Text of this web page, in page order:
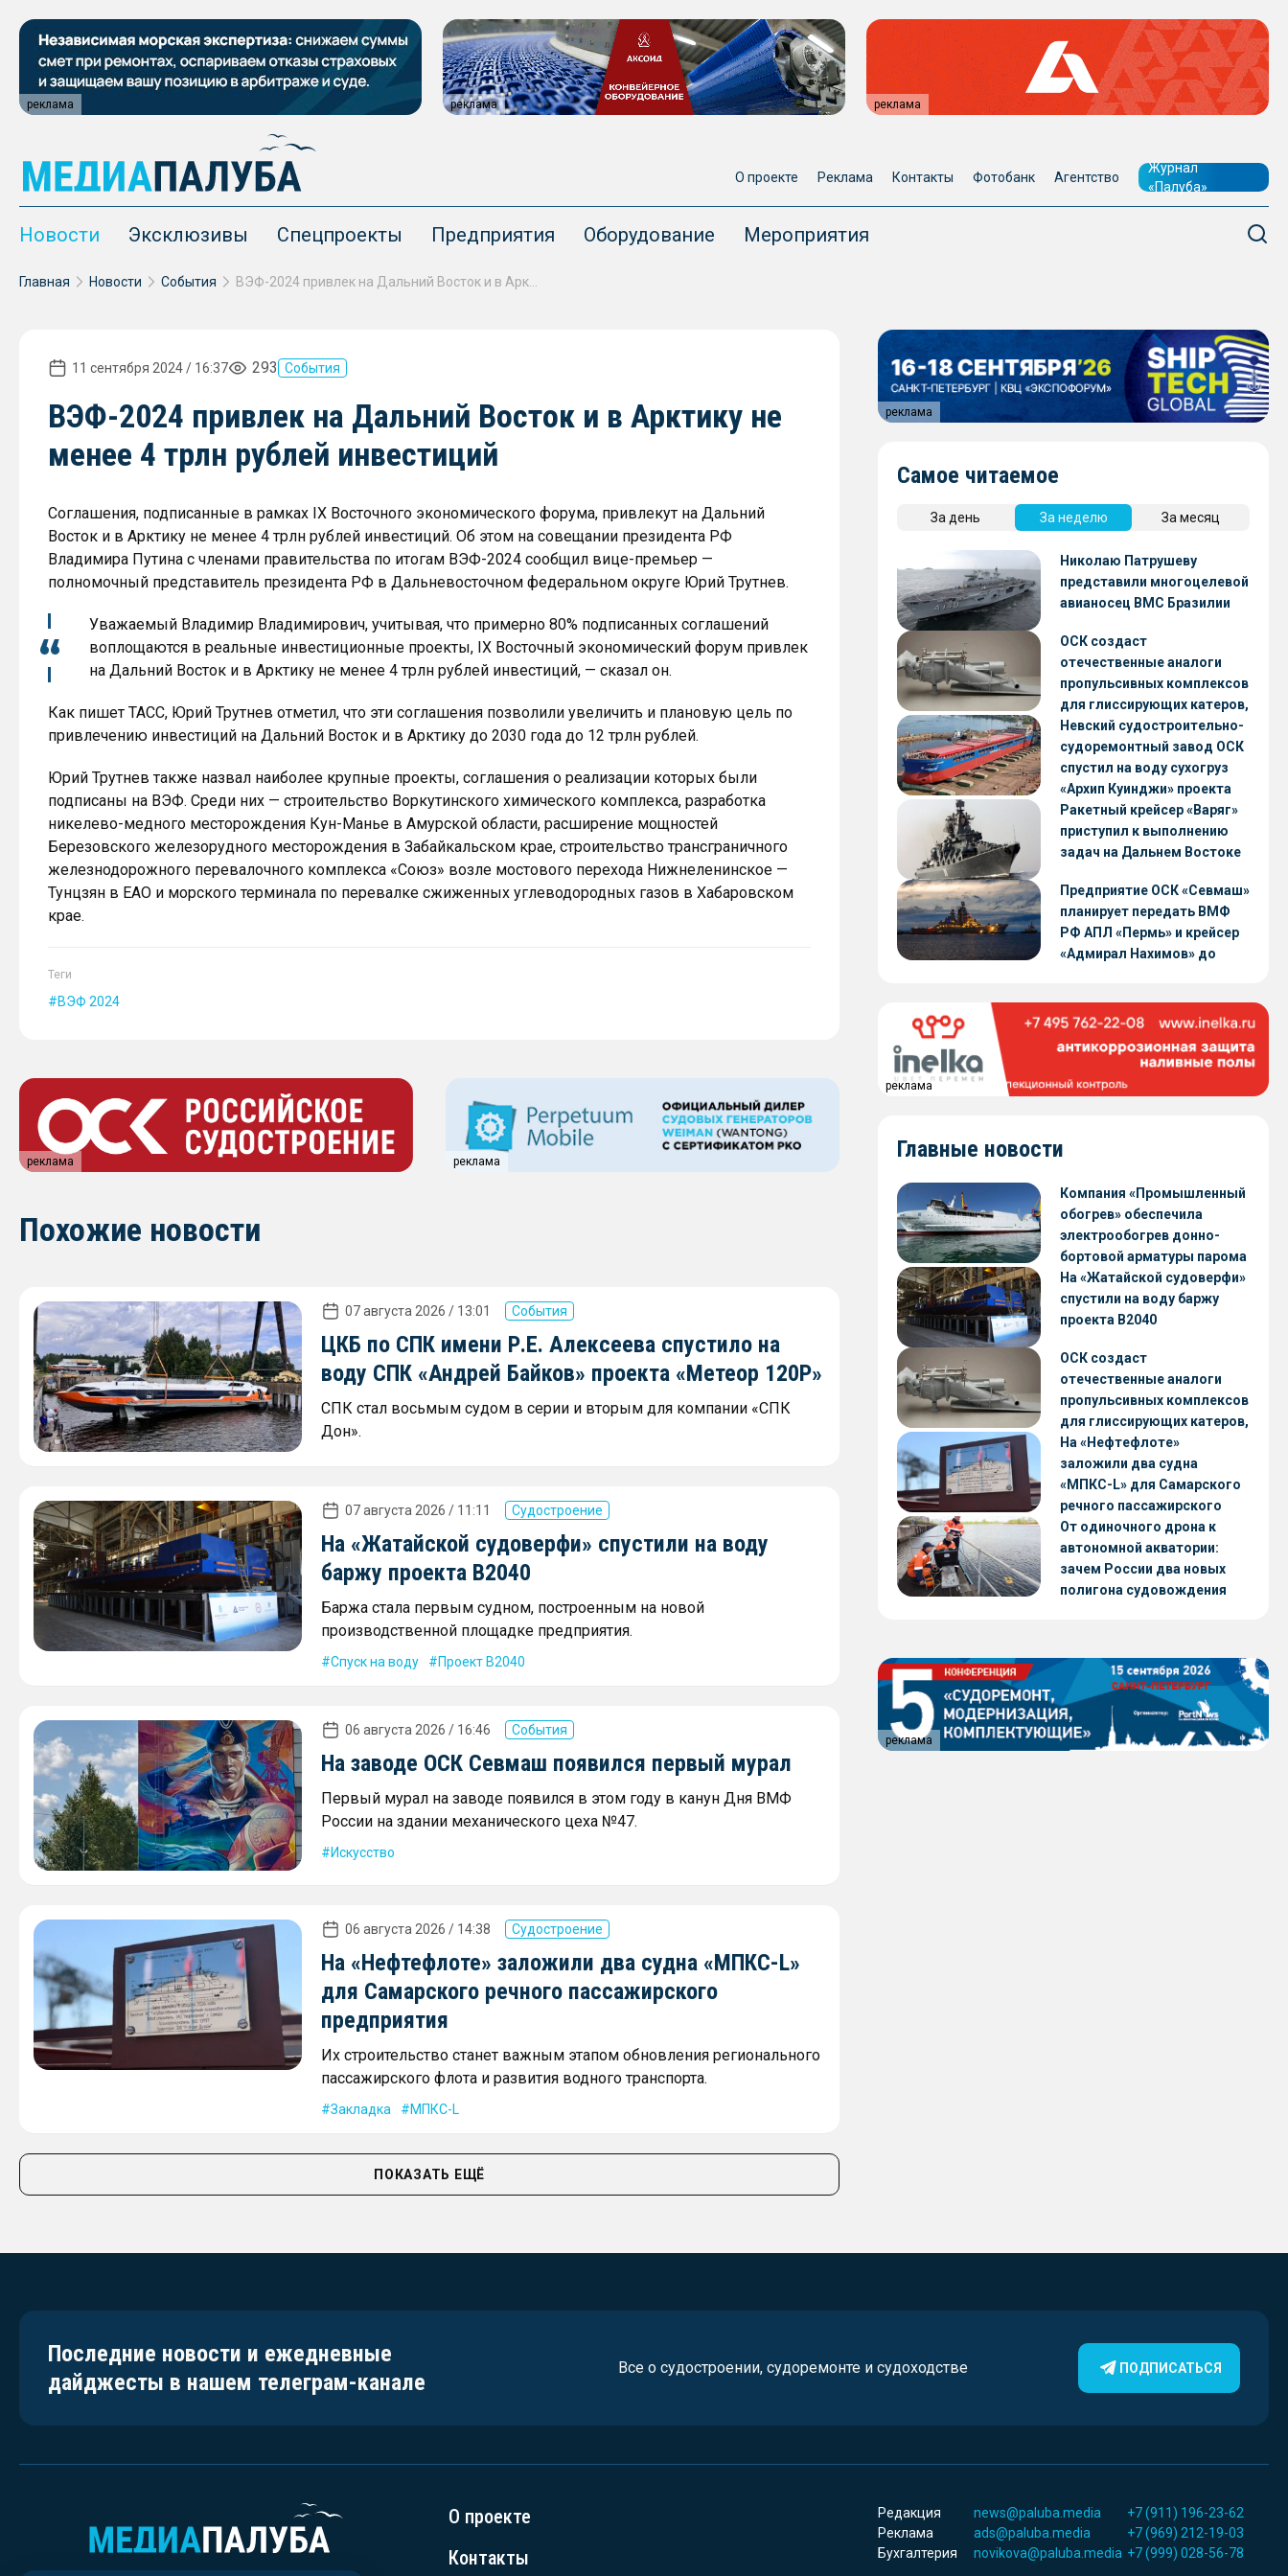
реклама реклама реклама
О проекте Реклама Контакты Фотобанк Агентство
Журнал
«Палуба»
Новости Эксклюзивы Спецпроекты Предприятия Оборудование Мероприятия
Главная Новости События
11 сентября 2024 / 16:37 293 События
ВЭФ-2024 привлек на Дальний Восток и в Арктику не
менее 4 трлн рублей инвестиций
Соглашения, подписанные в рамках IX Восточного экономического форума, привлекут на Дальний
Восток и в Арктику не менее 4 трлн рублей инвестиций. Об этом на совещании президента РФ
Владимира Путина с членами правительства по итогам ВЭФ-2024 сообщил вице-премьер —
полномочный представитель президента РФ в Дальневосточном федеральном округе Юрий Трутнев.
Уважаемый Владимир Владимирович, учитывая, что примерно 80% подписанных соглашений
воплощаются в реальные инвестиционные проекты, IX Восточный экономический форум привлек
на Дальний Восток и в Арктику не менее 4 трлн рублей инвестиций, — сказал он.
Как пишет ТАСС, Юрий Трутнев отметил, что эти соглашения позволили увеличить и плановую цель по
привлечению инвестиций на Дальний Восток и в Арктику до 2030 года до 12 трлн рублей.
Юрий Трутнев также назвал наиболее крупные проекты, соглашения о реализации которых были
подписаны на ВЭФ. Среди них — строительство Воркутинского химического комплекса, разработка
никелево-медного месторождения Кун-Манье в Амурской области, расширение мощностей
Березовского железорудного месторождения в Забайкальском крае, строительство трансграничного
железнодорожного перевалочного комплекса «Союз» возле мостового перехода Нижнеленинское —
Тунцзян в ЕАО и морского терминала по перевалке сжиженных углеводородных газов в Хабаровском
крае.
Теги
ВЭФ 2024
реклама реклама
Похожие новости
07 августа 2026 / 13:01 События
ЦКБ по СПК имени Р.Е. Алексеева спустило на
воду СПК «Андрей Байков» проекта «Метеор 120Р»
СПК стал восьмым судом в серии и вторым для компании «СПК
Дон».
07 августа 2026 / 11:11 Судостроение
На «Жатайской судоверфи» спустили на воду
баржу проекта В2040
Баржа стала первым судном, построенным на новой
производственной площадке предприятия.
Спуск на воду Проект В2040
06 августа 2026 / 16:46 События
На заводе ОСК Севмаш появился первый мурал
Первый мурал на заводе появился в этом году в канун Дня ВМФ
России на здании механического цеха №47.
Искусство
06 августа 2026 / 14:38 Судостроение
На «Нефтефлоте» заложили два судна «МПКС-L»
для Самарского речного пассажирского
предприятия
Их строительство станет важным этапом обновления регионального
пассажирского флота и развития водного транспорта.
Закладка МПКС-L
ПОКАЗАТЬ ЕЩЁ
реклама
Самое читаемое
За день За неделю За месяц
Николаю Патрушеву
представили многоцелевой
авианосец ВМС Бразилии
ОСК создаст
отечественные аналоги
пропульсивных комплексов
для глиссирующих катеров,
скоростных судов и судов с
малой осадкой
Невский судостроительно-
судоремонтный завод ОСК
спустил на воду сухогруз
«Архип Куинджи» проекта
RSD59
Ракетный крейсер «Варяг»
приступил к выполнению
задач на Дальнем Востоке
Предприятие ОСК «Севмаш»
планирует передать ВМФ
РФ АПЛ «Пермь» и крейсер
«Адмирал Нахимов» до
реклама
Главные новости
Компания «Промышленный
обогрев» обеспечила
электрообогрев донно-
бортовой арматуры парома
«Петропавловск» проекта
CNF22
На «Жатайской судоверфи»
спустили на воду баржу
проекта В2040
ОСК создаст
отечественные аналоги
пропульсивных комплексов
для глиссирующих катеров,
скоростных судов и судов с
малой осадкой
На «Нефтефлоте»
заложили два судна
«МПКС-L» для Самарского
речного пассажирского
предприятия
От одиночного дрона к
автономной акватории:
зачем России два новых
полигона судовождения
реклама
Последние новости и ежедневные
дайджесты в нашем телеграм-канале
Все о судостроении, судоремонте и судоходстве ПОДПИСАТЬСЯ
О проекте
Контакты
Редакция news@paluba.media
+7 (911) 196-23-62
Реклама
ads@paluba.media
+7 (969) 212-19-03
Бухгалтерия
novikova@paluba.media +7 (999) 028-56-78